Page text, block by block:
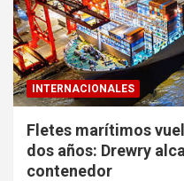
INTERNACIONALES
Fletes marítimos
dos años: Drewry
contenedor